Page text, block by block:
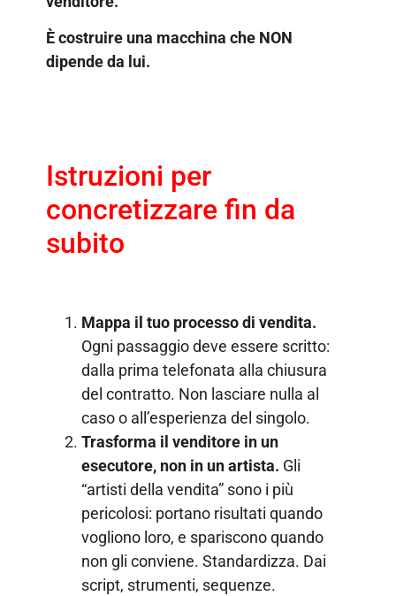
È costruire una macchina che NON
dipende da lui.
Istruzioni per
concretizzare fin da
subito
Mappa il tuo processo di vendita.
Ogni passaggio deve essere scritto:
dalla prima telefonata alla chiusura
del contratto. Non lasciare nulla al
caso o all’esperienza del singolo.
Trasforma il venditore in un
esecutore, non in un artista. Gli
“artisti della vendita” sono i più
pericolosi: portano risultati quando
vogliono loro, e spariscono quando
non gli conviene. Standardizza. Dai
script, strumenti, sequenze.